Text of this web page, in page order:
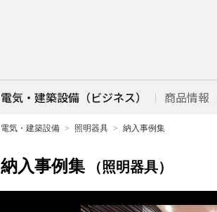
電気・建築設備（ビジネス） 商品情報
電気・建築設備 照明器具 納入事例集
納入事例集 （照明器具）